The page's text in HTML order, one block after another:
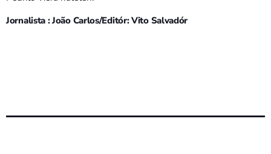
Jornalista : João Carlos/Editór: Vito Salvadór